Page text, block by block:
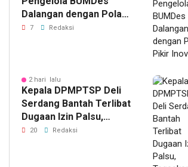
Dalangan dengan Pola
Pikir Inovatif
7 Redaksi
2 hari lalu
Kepala DPMPTSP Deli
Serdang Bantah Terlibat
Dugaan Izin Palsu,
Tegaskan Proses
20 Redaksi